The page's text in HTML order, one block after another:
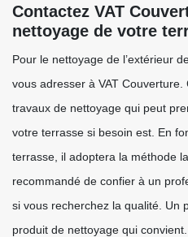
Contactez VAT
nettoyage de votre
Pour le nettoyage de l’extérieur
vous adresser à VAT Couverture.
travaux de nettoyage qui peut
votre terrasse si besoin est. En
terrasse, il adoptera la méthode
recommandé de confier à un
si vous recherchez la qualité. Un
produit de nettoyage qui